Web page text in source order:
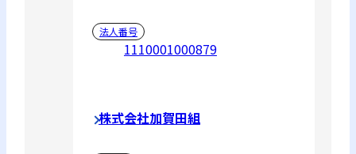
法人番号
1110001000879
株式会社加賀田組